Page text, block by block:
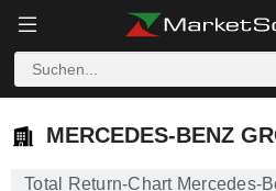
MERCEDES-BENZ GROUP
MERCEDES-BENZ
Total Return-Chart Mercedes-